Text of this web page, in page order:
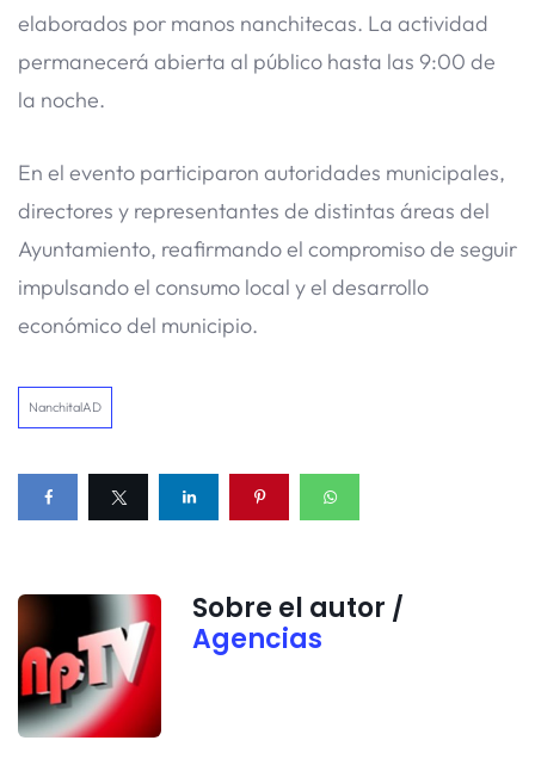
elaborados por manos nanchitecas. La actividad
permanecerá abierta al público hasta las 9:00 de
la noche.
En el evento participaron autoridades municipales,
directores y representantes de distintas áreas del
Ayuntamiento, reafirmando el compromiso de seguir
impulsando el consumo local y el desarrollo
económico del municipio.
NanchitalAD
Sobre el autor /
Agencias